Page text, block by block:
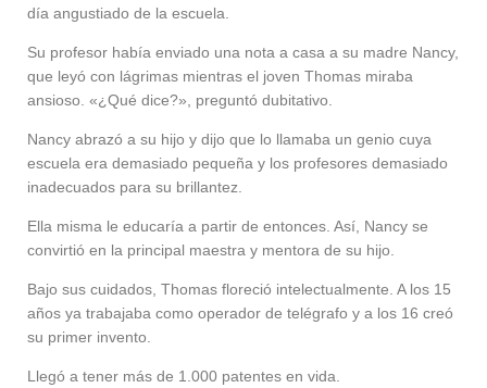
día angustiado de la escuela.
Su profesor había enviado una nota a casa a su madre Nancy,
que leyó con lágrimas mientras el joven Thomas miraba
ansioso. «¿Qué dice?», preguntó dubitativo.
Nancy abrazó a su hijo y dijo que lo llamaba un genio cuya
escuela era demasiado pequeña y los profesores demasiado
inadecuados para su brillantez.
Ella misma le educaría a partir de entonces. Así, Nancy se
convirtió en la principal maestra y mentora de su hijo.
Bajo sus cuidados, Thomas floreció intelectualmente. A los 15
años ya trabajaba como operador de telégrafo y a los 16 creó
su primer invento.
Llegó a tener más de 1.000 patentes en vida.